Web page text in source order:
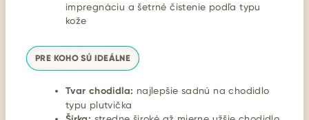
impregnáciu a šetrné čistenie podľa typu
kože
PRE KOHO SÚ IDEÁLNE
Tvar chodidla: najlepšie sadnú na chodidlo
typu plutvička